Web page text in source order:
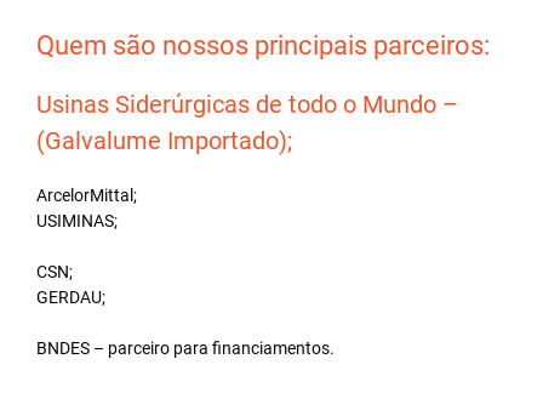
Quem são nossos principais parceiros:
Usinas Siderúrgicas de todo o Mundo –
(Galvalume Importado);
ArcelorMittal;
USIMINAS;
CSN;
GERDAU;
BNDES – parceiro para financiamentos.